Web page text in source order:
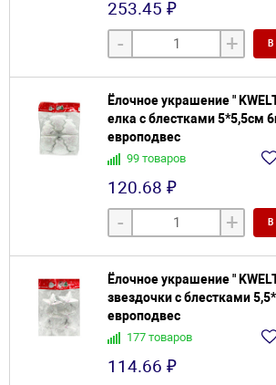
253.45 ₽
- +
Ёлочное украшение "
елка с блестками 5*5,5см
европодвес
99 товаров
120.68 ₽
- +
Ёлочное украшение "
звездочки с блестками
европодвес
177 товаров
114.66 ₽